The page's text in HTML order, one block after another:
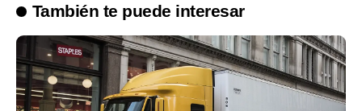
También te puede interesar